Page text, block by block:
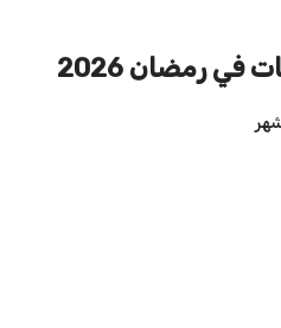
اوقات دوام المجمعات في رمضان 2026